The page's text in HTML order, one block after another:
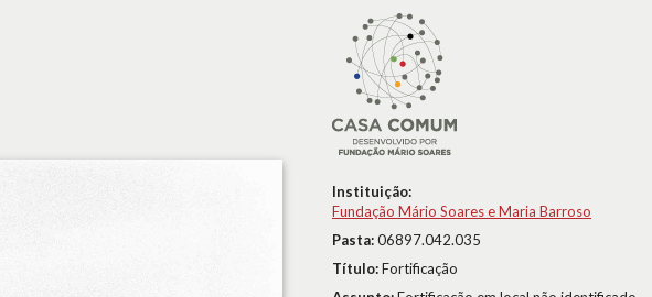
Instituição:
Fundação Mário Soares e Maria Barroso
Pasta:06897.042.035
Título:Fortificação